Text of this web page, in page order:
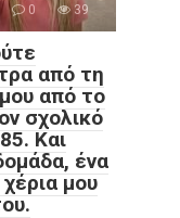
0 39
από τη
από το
σχολικό
Και
ένα
μου